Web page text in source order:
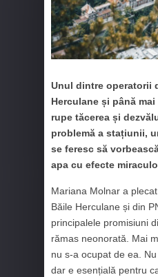
Unul dintre operatorii
Herculane și până
rupe tăcerea și
problemă a stațiunii,
se feresc să
apa cu efecte
Mariana Molnar a
Băile Herculane și din
principalele promisiuni
rămas neonorată. Mai
nu s-a ocupat de ea.
dar e esențială pentru